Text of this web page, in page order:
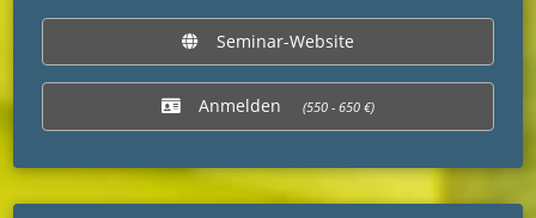
Seminar-Website
Anmelden (550 - 650 €)